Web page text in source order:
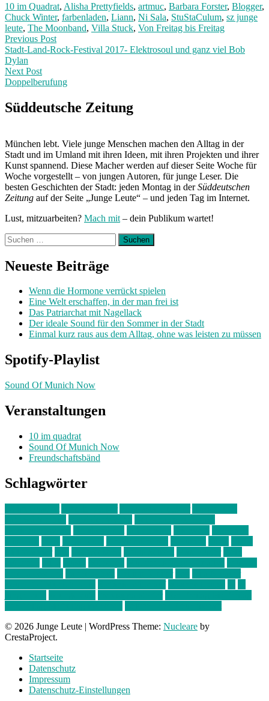
10 im Quadrat, Alisha Prettyfields, artmuc, Barbara Forster, Blogger,
Chuck Winter, farbenladen, Liann, Ni Sala, StuStaCulum, sz junge
leute, The Moonband, Villa Stuck, Von Freitag bis Freitag
Post
navigation
Previous PostPrevious
post:
Stadt-Land-Rock-Festival 2017- Elektrosoul und ganz viel Bob
Dylan
Next Post
Doppelberufung
Post:
Süddeutsche Zeitung
München lebt. Viele junge Menschen machen den Alltag in der
Stadt und im Umland mit ihren Ideen, mit ihren Projekten und ihrer
Kunst spannend. Diese Macher werden auf dieser Seite Woche für
Woche vorgestellt – von jungen Autoren, für junge Leser. Die
besten Geschichten der Stadt: jeden Montag in derSüddeutschen
Zeitung auf der Seite „Junge Leute“ – und jeden Tag im Internet.
Lust, mitzuarbeiten? Mach mit – dein Publikum wartet!
Suchen
nach:
Neueste Beiträge
Wenn die Hormone verrückt spielen
Eine Welt erschaffen, in der man frei ist
Das Patriarchat mit Nagellack
Der ideale Sound für den Sommer in der Stadt
Einmal kurz raus aus dem Alltag, ohne was leisten zu müssen
Spotify-Playlist
Sound Of Munich Now
Veranstaltungen
10 im quadrat
Sound Of Munich Now
Freundschaftsbänd
Schlagwörter
© 2026 Junge Leute | WordPress Theme: Nucleare by
CrestaProject.
Startseite
Datenschutz
Impressum
Datenschutz-Einstellungen